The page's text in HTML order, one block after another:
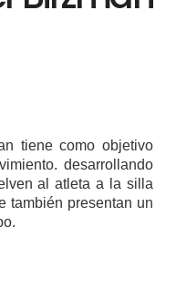
tiene como objetivo
desarrollando
al atleta a la silla
también presentan un